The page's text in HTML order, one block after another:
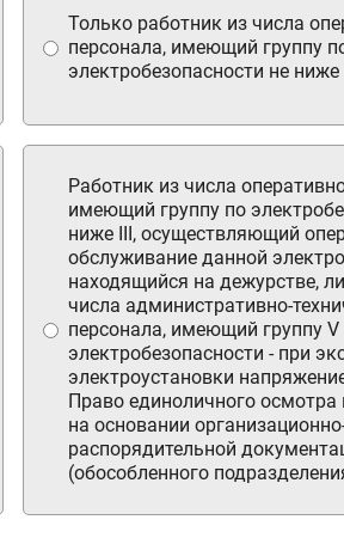
Работник из числа
имеющий группу по
ниже III, осуществляющий
обслуживание данной
находящийся на дежурстве,
числа административно-
персонала, имеющий группу V
электробезопасности - при
электроустановки
Право единоличного осмотра
на основании
распорядительной
(обособленного
Только работник из числа
персонала, имеющий группу
электробезопасности не ниже